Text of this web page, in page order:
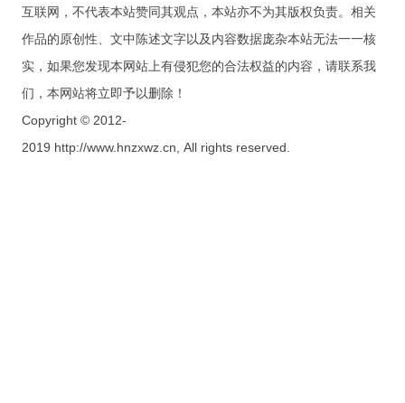
互联网，不代表本站赞同其观点，本站亦不为其版权负责。相关
作品的原创性、文中陈述文字以及内容数据庞杂本站无法一一核
实，如果您发现本网站上有侵犯您的合法权益的内容，请联系我
们，本网站将立即予以删除！
Copyright © 2012-
2019 http://www.hnzxwz.cn, All rights reserved.